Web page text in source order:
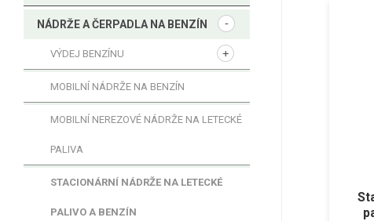
NÁDRŽE A ČERPADLA NA BENZÍN
VÝDEJ BENZÍNU
MOBILNÍ NÁDRŽE NA BENZÍN
MOBILNÍ NEREZOVÉ NÁDRŽE NA LETECKÉ
PALIVA
STACIONÁRNÍ NÁDRŽE NA LETECKÉ
PALIVO A BENZÍN